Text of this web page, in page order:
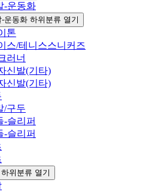
-운동화
운동화 하위분류 열기
톤
스/테니스스니커즈
러너
신발(기타)
신발(기타)
/구두
-슬리퍼
-슬리퍼
위분류 열기